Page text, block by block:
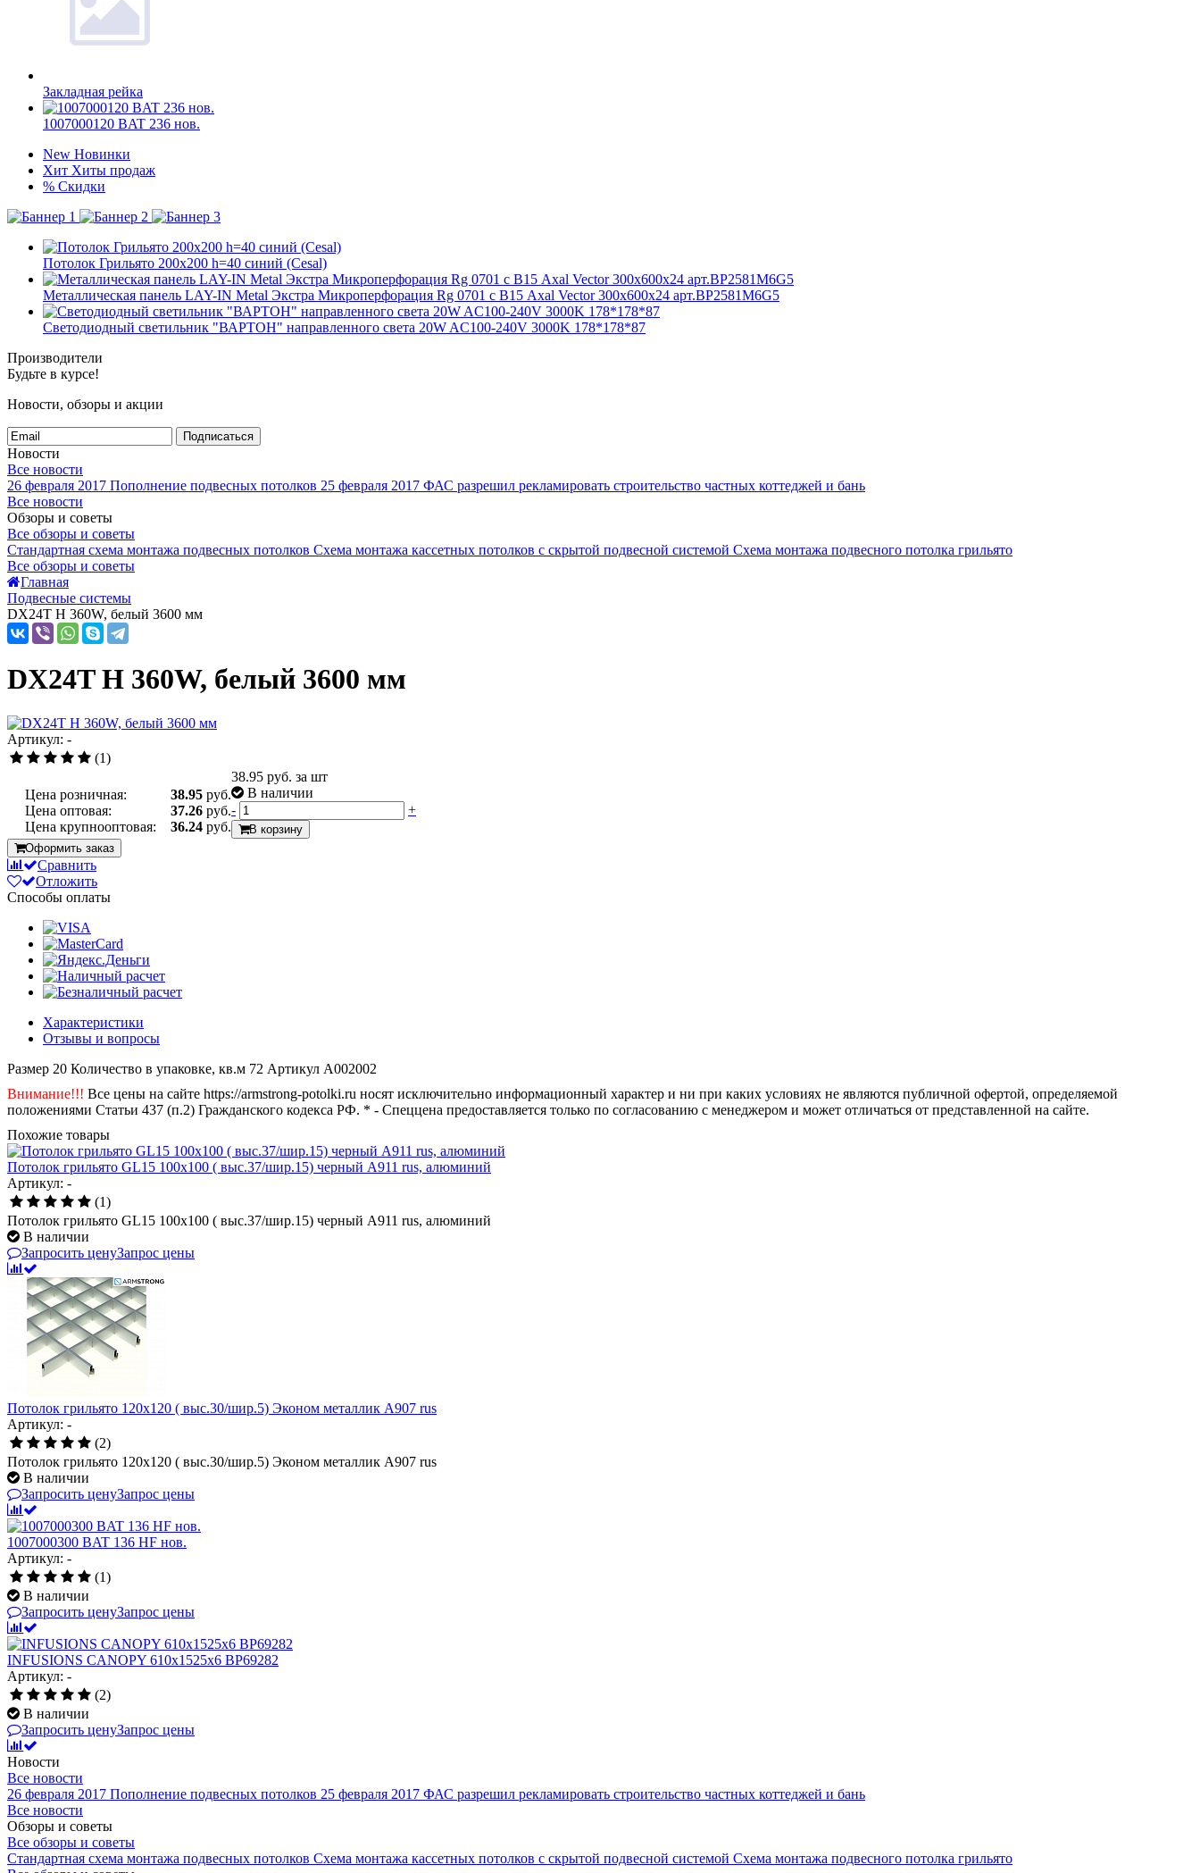
Закладная рейка
1007000120 BAT 236 нов.
New Новинки
Хит Хиты продаж
% Скидки
Потолок Грильято 200x200 h=40 синий (Cesal)
Металлическая панель LAY-IN Metal Экстра Микроперфорация Rg 0701 с В15 Axal Vector 300x600x24 арт.BP2581M6G5
Светодиодный светильник "ВАРТОН" направленного света 20W AC100-240V 3000K 178*178*87
Производители
Будьте в курсе!
Новости, обзоры и акции
Подписаться
Новости
Все новости
26 февраля 2017 Пополнение подвесных потолков 25 февраля 2017 ФАС разрешил рекламировать строительство частных коттеджей и бань
Все новости
Обзоры и советы
Все обзоры и советы
Стандартная схема монтажа подвесных потолков Схема монтажа кассетных потолков с скрытой подвесной системой Схема монтажа подвесного потолка грильято
Все обзоры и советы
Главная
Подвесные системы
DX24T H 360W, белый 3600 мм
DX24T H 360W, белый 3600 мм
Артикул: -
(1)
Цена розничная: 38.95 руб.
Цена оптовая:
37.26 руб.
Цена крупнооптовая:
36.24 руб.
38.95 руб. за шт
В наличии
-
+
В корзину
Оформить заказ
Сравнить
Отложить
Способы оплаты
Характеристики
Отзывы и вопросы
Размер 20 Количество в упаковке, кв.м 72 Артикул A002002
Внимание!!! Все цены на сайте https://armstrong-potolki.ru носят исключительно информационный характер и ни при каких условиях не являются публичной офертой, определяемой
положениями Статьи 437 (п.2) Гражданского кодекса РФ. * - Спеццена предоставляется только по согласованию с менеджером и может отличаться от представленной на сайте.
Похожие товары
Потолок грильято GL15 100х100 ( выс.37/шир.15) черный А911 rus, алюминий
Артикул: -
(1)
Потолок грильято GL15 100х100 ( выс.37/шир.15) черный А911 rus, алюминий
В наличии
Запросить ценуЗапрос цены
Потолок грильято 120х120 ( выс.30/шир.5) Эконом металлик А907 rus
Артикул: -
(2)
Потолок грильято 120х120 ( выс.30/шир.5) Эконом металлик А907 rus
В наличии
Запросить ценуЗапрос цены
1007000300 BAT 136 HF нов.
Артикул: -
(1)
В наличии
Запросить ценуЗапрос цены
INFUSIONS CANOPY 610x1525x6 BP69282
Артикул: -
(2)
В наличии
Запросить ценуЗапрос цены
Новости
Все новости
26 февраля 2017 Пополнение подвесных потолков 25 февраля 2017 ФАС разрешил рекламировать строительство частных коттеджей и бань
Все новости
Обзоры и советы
Все обзоры и советы
Стандартная схема монтажа подвесных потолков Схема монтажа кассетных потолков с скрытой подвесной системой Схема монтажа подвесного потолка грильято